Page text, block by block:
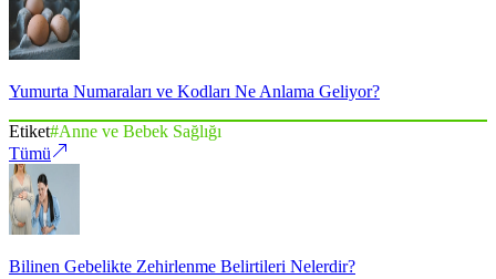
Yumurta Numaraları ve Kodları Ne Anlama Geliyor?
Etiket#Anne ve Bebek Sağlığı
Tümü
Bilinen Gebelikte Zehirlenme Belirtileri Nelerdir?